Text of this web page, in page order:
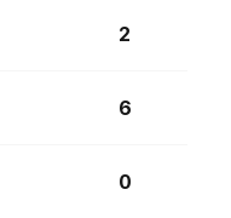
2
6
0